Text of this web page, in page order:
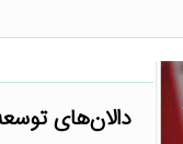
دالان‌های